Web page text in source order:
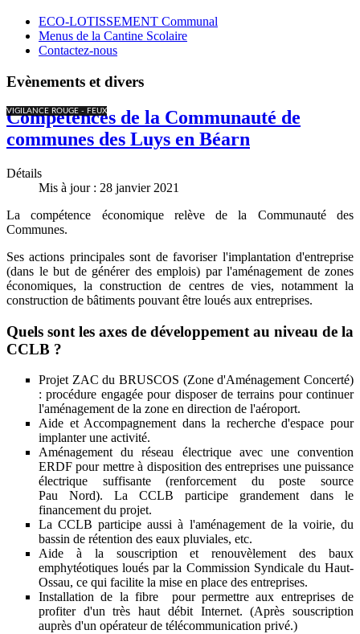
ECO-LOTISSEMENT Communal
Menus de la Cantine Scolaire
Contactez-nous
Evènements et divers
VIGILANCE ROUGE - FEUX
Compétences de la Communauté de
communes des Luys en Béarn
Détails
Mis à jour : 28 janvier 2021
La compétence économique relève de la Communauté des
Communes.
Ses actions principales sont de favoriser l'implantation d'entreprise
(dans le but de générer des emplois) par l'aménagement de zones
économiques, la construction de centres de vies, notamment la
construction de bâtiments pouvant être loués aux entreprises.
Quels sont les axes de développement au niveau de la
CCLB ?
Projet ZAC du BRUSCOS (Zone d'Aménagement Concerté)
: procédure engagée pour disposer de terrains pour continuer
l'aménagement de la zone en direction de l'aéroport.
Aide et Accompagnement dans la recherche d'espace pour
implanter une activité.
Aménagement du réseau électrique avec une convention
ERDF pour mettre à disposition des entreprises une puissance
électrique suffisante (renforcement du poste source
Pau Nord). La CCLB participe grandement dans le
financement du projet.
La CCLB participe aussi à l'aménagement de la voirie, du
bassin de rétention des eaux pluviales, etc.
Aide à la souscription et renouvèlement des baux
emphytéotiques loués par la Commission Syndicale du Haut-
Ossau, ce qui facilite la mise en place des entreprises.
Installation de la fibre pour permettre aux entreprises de
profiter d'un très haut débit Internet. (Après souscription
auprès d'un opérateur de télécommunication privé.)